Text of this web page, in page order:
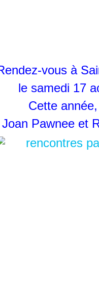
vous à
le samedi 17
Cette
Joan Pawnee et